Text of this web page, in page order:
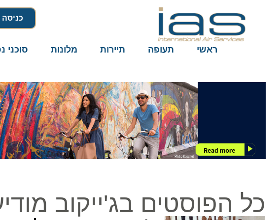
כניסה
ראשי תעופה תיירות מלונות סוכני
כל הפוסטים בג'ייקוב